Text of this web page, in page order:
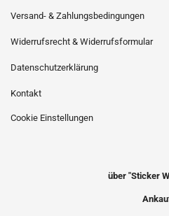
Versand- & Zahlungsbedingungen
Widerrufsrecht & Widerrufsformular
Datenschutzerklärung
Kontakt
Cookie Einstellungen
über "Sticker